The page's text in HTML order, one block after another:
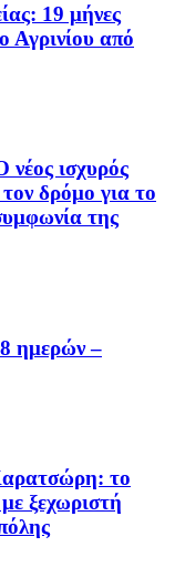
19 μήνες
Αγρινίου από
ισχυρός
δρόμο για το
της
ημερών –
το
ξεχωριστή